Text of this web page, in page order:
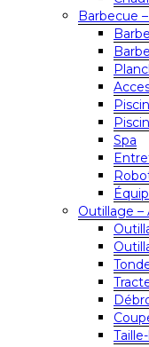
Barbecue
Spa
Outillage –